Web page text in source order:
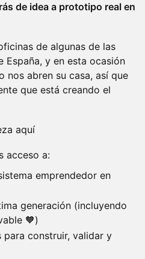
de idea a prototipo real en
de algunas de las
España, y en esta ocasión
nos abren su casa, así que
que está creando el
aquí
acceso a:
emprendedor en
generación (incluyendo
🧡)
construir, validar y